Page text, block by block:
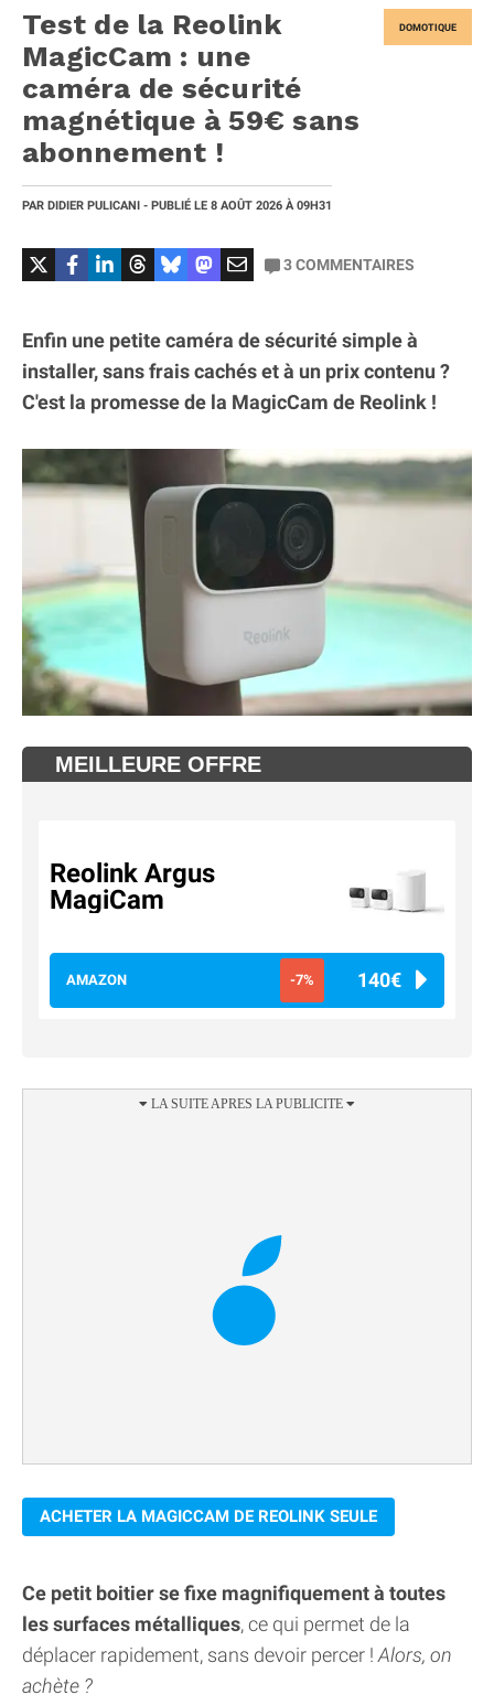
DOMOTIQUE
Test de la Reolink
MagicCam : une
caméra de sécurité
magnétique à 59€ sans
abonnement !
PAR DIDIER PULICANI - PUBLIÉ LE 8 AOÛT 2026 À 09H31
3COMMENTAIRES
Enfin une petite caméra de sécurité simple à
installer, sans frais cachés et à un prix contenu ?
C'est la promesse de la MagicCam de Reolink !
MEILLEURE OFFRE
Reolink Argus
MagiCam
AMAZON -7% 140€
ACHETER LA MAGICCAM DE REOLINK SEULE
Ce petit boitier se fixe magnifiquement à toutes
les surfaces métalliques, ce qui permet de la
déplacer rapidement, sans devoir percer ! Alors, on
achète ?